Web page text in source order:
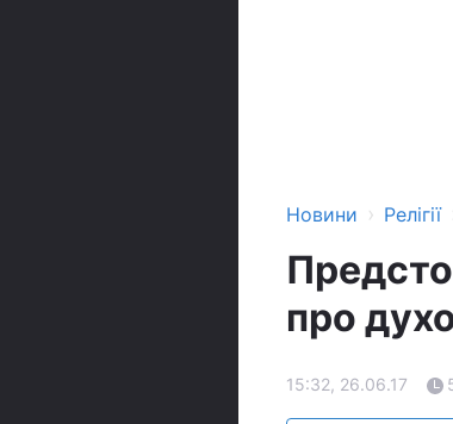
Новини › Релігії
про
15:32, 26.06.17